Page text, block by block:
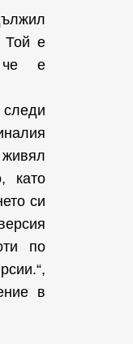
Той е
че е
като
си
по
в